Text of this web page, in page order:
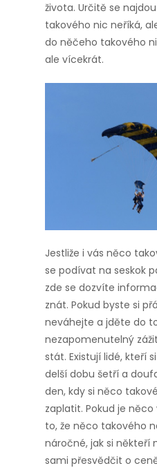
života. Určitě se
takového nic neříká,
do něčeho takového
ale vícekrát.
Jestliže i vás něco
se podívat na seskok
zde se dozvíte
znát. Pokud byste si
neváhejte a jděte do
nezapomenutelný
stát. Existují lidé, kteří
delší dobu šetří a
den, kdy si něco
zaplatit. Pokud je
to, že něco takového
náročné, jak si někteří
sami přesvědčit o